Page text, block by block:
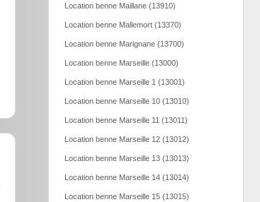
Location benne Maillane (13910)
Location benne Mallemort (13370)
Location benne Marignane (13700)
Location benne Marseille (13000)
Location benne Marseille 1 (13001)
Location benne Marseille 10 (13010)
Location benne Marseille 11 (13011)
Location benne Marseille 12 (13012)
Location benne Marseille 13 (13013)
Location benne Marseille 14 (13014)
Location benne Marseille 15 (13015)